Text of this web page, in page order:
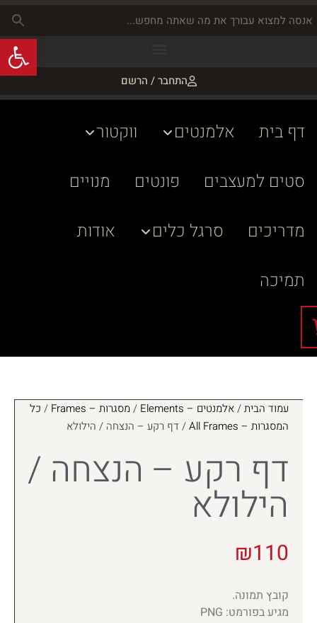
התחבר / הרשם
דף בית אלמנטים
ווקטור
סטים למעצבים
פונטים
מנויים
מדריכים
סרגל כלים
אודות
תמיכה
עמוד הבית/אלמנטים – Elements /מסגרות – Frames / כל
המסגרות – All Frames
/ דף רקע – הנצחה / הילולא
דף רקע – הנצחה /
הילולא
₪110
קובץ תמונה.
מגיע בפורמט: PNG